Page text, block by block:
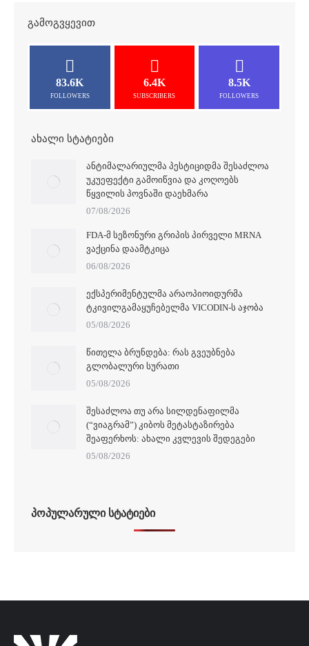
ᲒᲐᲛᲝᲒᲕᲧᲔᲕᲘᲗ
83.6K
FOLLOWERS
6.4K
SUBSCRIBERS
8.5K
FOLLOWERS
ᲐᲮᲐᲚᲘ ᲡᲢᲐᲢᲘᲔᲑᲘ
ᲐᲜᲢᲘᲛᲐᲚᲐᲠᲘᲣᲚᲛᲐ ᲞᲔᲡᲢᲘᲪᲘᲓᲛᲐ ᲨᲔᲡᲐᲫᲚᲝᲐ
ᲣᲙᲣᲔᲤᲔᲥᲢᲘ ᲒᲐᲛᲝᲘᲬᲕᲘᲐ ᲓᲐ ᲙᲝᲦᲝᲔᲑᲡ
ᲬᲧᲕᲘᲚᲘᲡ ᲞᲝᲕᲜᲐᲨᲘ ᲓᲐᲔᲮᲛᲐᲠᲐ
07/08/2026
FDA-Მ ᲡᲔᲖᲝᲜᲣᲠᲘ ᲒᲠᲘᲞᲘᲡ ᲞᲘᲠᲕᲔᲚᲘ MRNA
ᲕᲐᲥᲪᲘᲜᲐ ᲓᲐᲐᲛᲢᲙᲘᲪᲐ
06/08/2026
ᲔᲥᲡᲞᲔᲠᲘᲛᲔᲜᲢᲣᲚᲛᲐ ᲐᲠᲐᲝᲞᲘᲝᲘᲓᲣᲠᲛᲐ
ᲢᲙᲘᲕᲘᲚᲒᲐᲛᲐᲧᲣᲩᲔᲑᲔᲚᲛᲐ VICODIN-Ს ᲐᲯᲝᲑᲐ
05/08/2026
ᲬᲘᲗᲔᲚᲐ ᲑᲠᲣᲜᲓᲔᲑᲐ: ᲠᲐᲡ ᲒᲕᲔᲣᲑᲜᲔᲑᲐ
ᲒᲚᲝᲑᲐᲚᲣᲠᲘ ᲡᲣᲠᲐᲗᲘ
05/08/2026
ᲨᲔᲡᲐᲫᲚᲝᲐ ᲗᲣ ᲐᲠᲐ ᲡᲘᲚᲓᲔᲜᲐᲤᲘᲚᲛᲐ
(“ᲕᲘᲐᲒᲠᲐᲛ”) ᲙᲘᲑᲝᲡ ᲛᲔᲢᲐᲡᲢᲐᲖᲘᲠᲔᲑᲐ
ᲨᲔᲐᲤᲔᲠᲮᲝᲡ: ᲐᲮᲐᲚᲘ ᲙᲕᲚᲔᲕᲘᲡ ᲨᲔᲓᲔᲒᲔᲑᲘ
05/08/2026
ᲞᲝᲞᲣᲚᲐᲠᲣᲚᲘ ᲡᲢᲐᲢᲘᲔᲑᲘ